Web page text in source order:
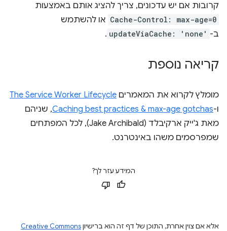
קרובות אם יש עדכונים, צריך להציג אותם באמצעות
Cache-Control: max-age=0 או להשתמש
ב- updateViaCache: 'none'
.
קריאה נוספת
מומלץ לקרוא את המאמרים The Service Worker Lifecycle
ו-Caching best practices & max-age gotchas, שניהם
מאת ג'ייק ארקיבלד (Jake Archibald), לכל המפתחים
שמפרסמים משהו באינטרנט.
המידע עזר לך?
אלא אם צוין אחרת, התוכן של דף זה הוא ברישיוןCreative Commons